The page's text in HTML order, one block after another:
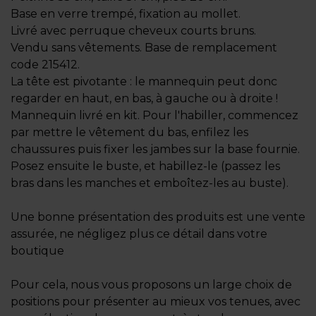
Base en verre trempé, fixation au mollet.
Livré avec perruque cheveux courts bruns.
Vendu sans vêtements. Base de remplacement
code 215412.
La tête est pivotante : le mannequin peut donc
regarder en haut, en bas, à gauche ou à droite !
Mannequin livré en kit. Pour l'habiller, commencez
par mettre le vêtement du bas, enfilez les
chaussures puis fixer les jambes sur la base fournie.
Posez ensuite le buste, et habillez-le (passez les
bras dans les manches et emboîtez-les au buste).
Une bonne présentation des produits est une vente
assurée, ne négligez plus ce détail dans votre
boutique
Pour cela, nous vous proposons un large choix de
positions pour présenter au mieux vos tenues, avec